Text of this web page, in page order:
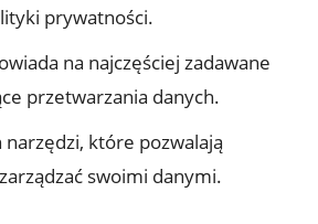
prywatności.
na najczęściej zadawane
przetwarzania danych.
które pozwalają
swoimi danymi.